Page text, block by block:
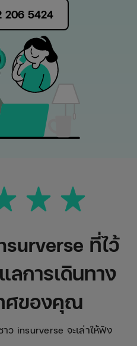
206 5424
ที่ไว้
ลการเดินทาง
ศของคุณ
ว insurverse จะเล่าให้ฟัง